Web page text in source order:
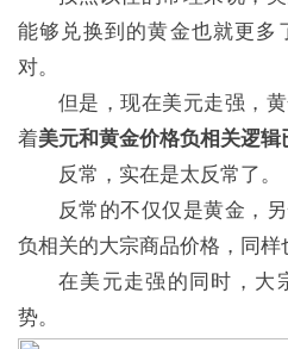
能够兑换到的黄金也就更多
对。
但是，现在美元走强，
着美元和黄金价格负相关逻辑
反常，实在是太反常了。
反常的不仅仅是黄金，
负相关的大宗商品价格，同样
在美元走强的同时，大
势。